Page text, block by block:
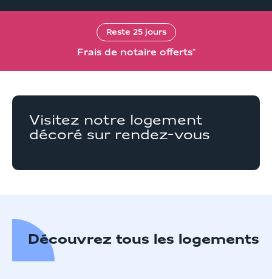
Reste 25jours
Frais de notaire offerts*
Visitez notre logement
décoré sur rendez-vous
Découvrez tous les logements